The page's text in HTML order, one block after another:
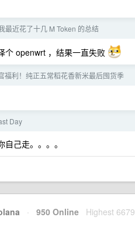
最近花了十几 M Token 的总结
个 openwrt ，结果一直失败
福利！纯正五常稻花香新米最后囤货季
Day
己走。。。。
· 950 Online Highest 6679